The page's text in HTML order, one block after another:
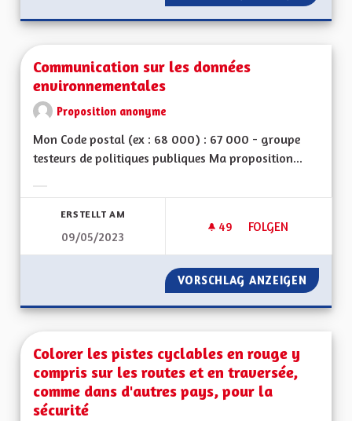
Communication sur les données
environnementales
Proposition anonyme
Mon Code postal (ex : 68 000) : 67 000 - groupe
testeurs de politiques publiques Ma proposition...
ERSTELLT AM
09/05/2023
49 49 FOLLOWER
FOLGEN
COMMUNICATION
VORSCHLAG ANZEIGEN
Colorer les pistes cyclables en rouge y
compris sur les routes et en traversée,
comme dans d'autres pays, pour la
sécurité